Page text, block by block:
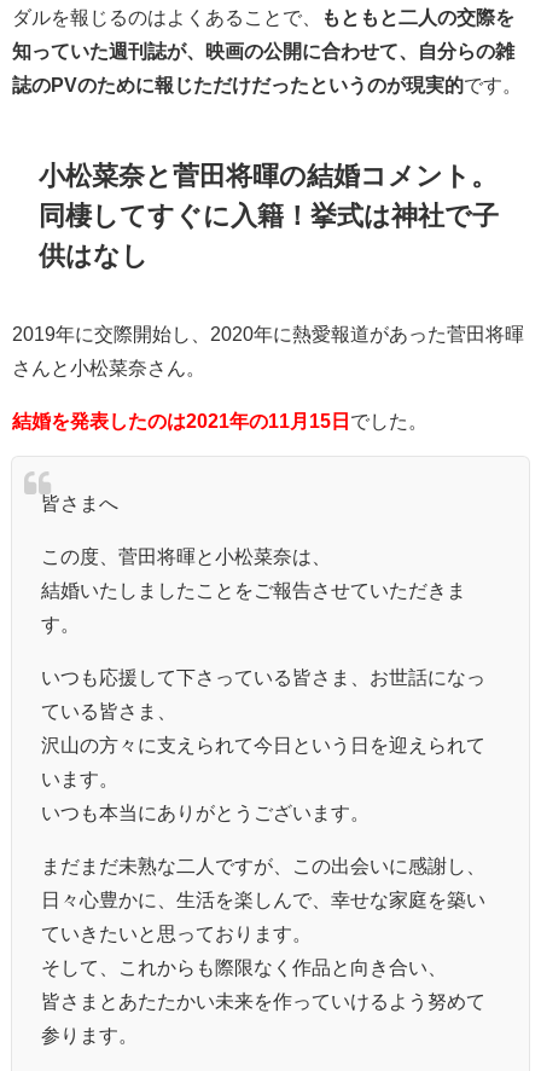
ダルを報じるのはよくあることで、
もともと二人の交際を
知っていた週刊誌が、映画の公開に合わせて、自分らの雑
誌のPVのために報じただけだったというのが現実的です。
小松菜奈と菅田将暉の結婚コメント。
同棲してすぐに入籍！挙式は神社で子
供はなし
2019年に交際開始し、2020年に熱愛報道があった菅田将暉
さんと小松菜奈さん。
結婚を発表したのは2021年の11月15日 でした。
皆さまへ
この度、菅田将暉と小松菜奈は、
結婚いたしましたことをご報告させていただきま
す。
いつも応援して下さっている皆さま、お世話になっ
ている皆さま、
沢山の方々に支えられて今日という日を迎えられて
います。
いつも本当にありがとうございます。
まだまだ未熟な二人ですが、この出会いに感謝し、
日々心豊かに、生活を楽しんで、幸せな家庭を築い
ていきたいと思っております。
そして、これからも際限なく作品と向き合い、
皆さまとあたたかい未来を作っていけるよう努めて
参ります。